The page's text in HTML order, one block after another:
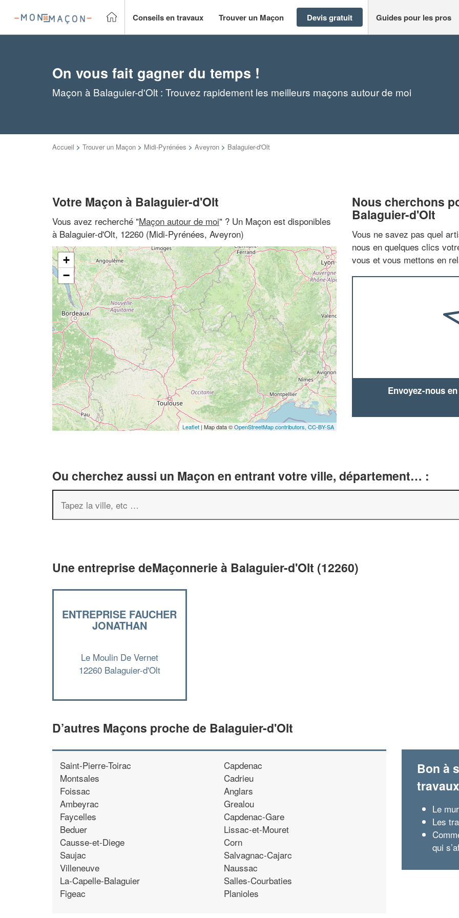
Conseils en travaux Trouver un Maçon Devis gratuit Guides pour les pros
On vous fait gagner du temps !
Maçon à Balaguier-d'Olt : Trouvez rapidement les meilleurs maçons autour de moi
Accueil > Trouver un Maçon > Midi-Pyrénées > Aveyron > Balaguier-d'Olt
Votre Maçon à Balaguier-d'Olt
Vous avez recherché "Maçon autour de moi" ? Un Maçon est disponibles
à Balaguier-d'Olt, 12260 (Midi-Pyrénées, Aveyron)
+
−
Leaflet | Map data ©OpenStreetMap contributors, CC-BY-SA
Nous cherchons
Balaguier-d'Olt
Vous ne savez pas quel
nous en quelques clics
vous et vous mettons en
Envoyez-nous
Ou cherchez aussi un Maçon en entrant votre ville, département… :
Une entreprise deMaçonnerie à Balaguier-d'Olt (12260)
ENTREPRISE FAUCHER
JONATHAN
Le Moulin De Vernet
12260 Balaguier-d'Olt
D’autres Maçons proche de Balaguier-d'Olt
Saint-Pierre-Toirac
Montsales
Foissac
Ambeyrac
Faycelles
Beduer
Causse-et-Diege
Saujac
Villeneuve
La-Capelle-Balaguier
Figeac
Capdenac
Cadrieu
Anglars
Grealou
Capdenac-Gare
Lissac-et-Mouret
Corn
Salvagnac-Cajarc
Naussac
Salles-Courbaties
Planioles
Bon à
travaux
Le
Les
qui